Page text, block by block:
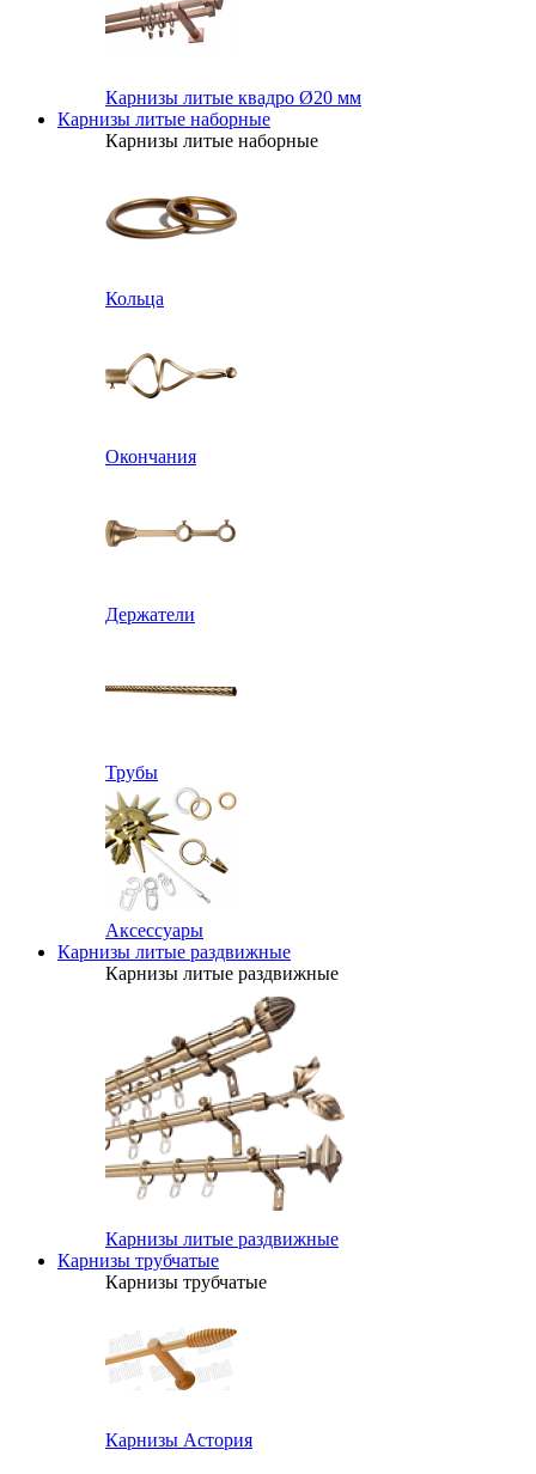
Карнизы литые квадро Ø20 мм
Карнизы литые наборные
Карнизы литые наборные
Кольца
Окончания
Держатели
Трубы
Аксессуары
Карнизы литые раздвижные
Карнизы литые раздвижные
Карнизы литые раздвижные
Карнизы трубчатые
Карнизы трубчатые
Карнизы Астория